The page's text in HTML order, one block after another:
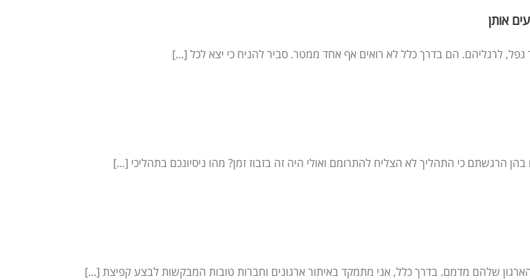
אותן
לרגליהם. הם בדרך כלל לא רואים אף אחד ממטר. סביר להניח כי יצא לכל [...]
הרגשתם כי התהליך לא הצליח להתרומם ואולי היה זה בזבוז זמן? מהו ניסיונכם בתהליכי [...]
שלהם מדמם. בדרך כלל, אני מתמקד באיתור ארגונים וחברות טובות המבקשות לבצע קפיצת [...]